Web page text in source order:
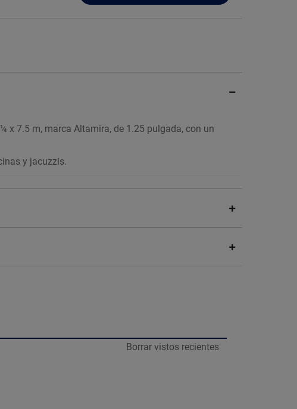
x 7.5 m, marca Altamira, de 1.25 pulgada, con un
y jacuzzis.
Borrar vistos recientes